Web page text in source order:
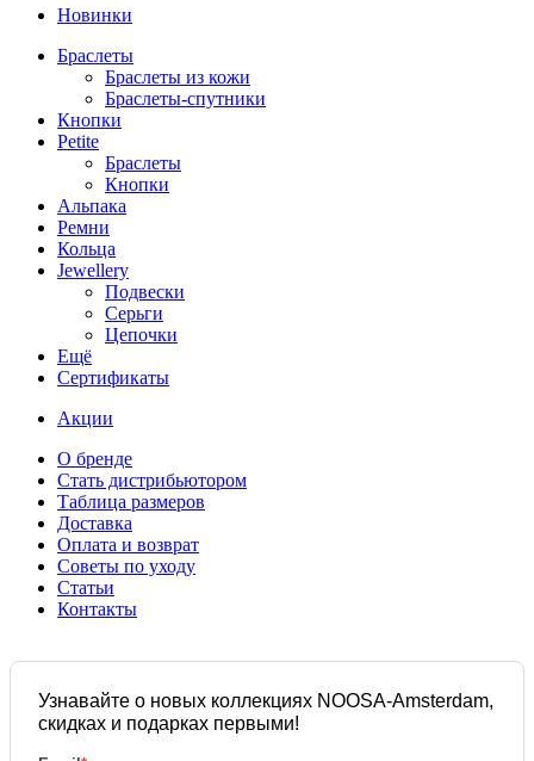
Новинки
Браслеты
Браслеты из кожи
Браслеты-спутники
Кнопки
Petite
Браслеты
Кнопки
Альпака
Ремни
Кольца
Jewellery
Подвески
Серьги
Цепочки
Ещё
Сертификаты
Акции
О бренде
Стать дистрибьютором
Таблица размеров
Доставка
Оплата и возврат
Советы по уходу
Статьи
Контакты
Узнавайте о новых коллекциях NOOSA-Amsterdam,
скидках и подарках первыми!